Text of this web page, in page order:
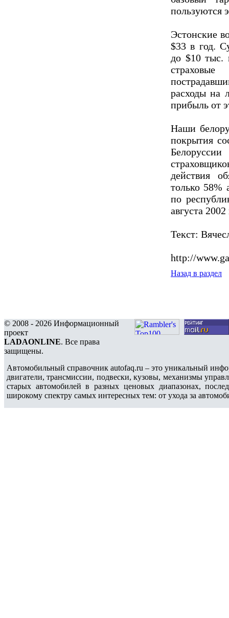
пользуются
Эстонские
$33 в год.
до $10 тыс.
страховые
расходы на
прибыль от
Наши
покрытия
действия
только 58%
по
августа
Текст:
http://
Назад в раздел
© 2008 - 2026 Информационный
проект
LADAONLINE. Все права
защищены.
Автомобильный справочник autofaq.ru – это уникальный
двигатели, трансмиссии, подвески, кузовы, механизмы
старых автомобилей в разных ценовых диапазонах,
широкому спектру самых интересных тем: от ухода за